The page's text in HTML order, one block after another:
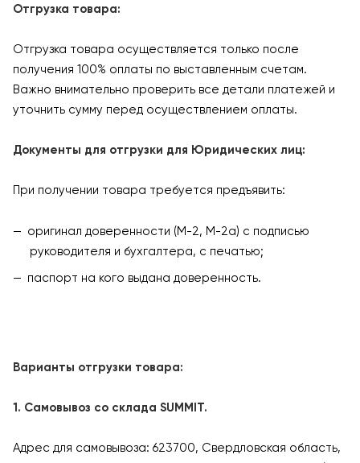
Отгрузка товара:
Отгрузка товара осуществляется только после
получения 100% оплаты по выставленным счетам.
Важно внимательно проверить все детали платежей и
уточнить сумму перед осуществлением оплаты.
Документы для отгрузки для Юридических лиц:
При получении товара требуется предъявить:
оригинал доверенности (М-2, М-2а) с подписью
руководителя и бухгалтера, с печатью;
паспорт на кого выдана доверенность.
Варианты отгрузки товара:
1. Самовывоз со склада SUMMIT.
Адрес для самовывоза: 623700, Свердловская область,